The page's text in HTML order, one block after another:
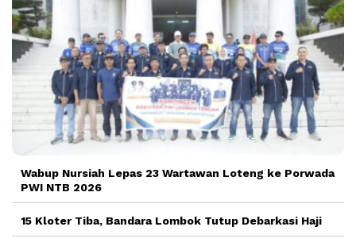
Wabup Nursiah Lepas 23 Wartawan Loteng ke Porwada
PWI NTB 2026
15 Kloter Tiba, Bandara Lombok Tutup Debarkasi Haji